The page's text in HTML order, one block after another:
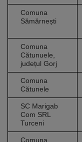
Comuna
Sămărnești
Comuna
Cătunuele,
județul Gorj
Comuna
Cătunele
SC Marigab
Com SRL
Turceni
Comuna